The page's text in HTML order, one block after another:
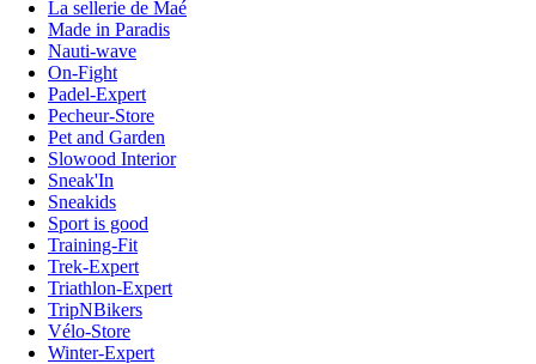
La sellerie de Maé
Made in Paradis
Nauti-wave
On-Fight
Padel-Expert
Pecheur-Store
Pet and Garden
Slowood Interior
Sneak'In
Sneakids
Sport is good
Training-Fit
Trek-Expert
Triathlon-Expert
TripNBikers
Vélo-Store
Winter-Expert